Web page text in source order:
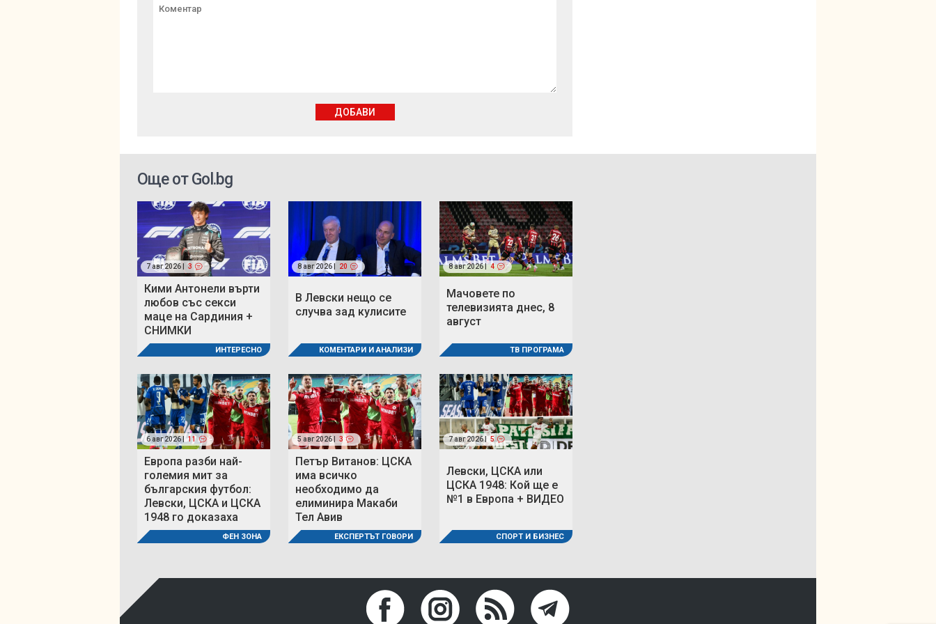
ДОБАВИ
Още от Gol.bg
7 авг 2026 | 3
Кими Антонели върти
любов със секси
маце на Сардиния +
СНИМКИ
ИНТЕРЕСНО
8 авг 2026 | 20
В Левски нещо се
случва зад кулисите
КОМЕНТАРИ И АНАЛИЗИ
8 авг 2026 | 4
Мачовете по
телевизията днес, 8
август
ТВ ПРОГРАМА
6 авг 2026 | 11
Европа разби най-
големия мит за
българския футбол:
Левски, ЦСКА и ЦСКА
1948 го доказаха
ФЕН ЗОНА
5 авг 2026 | 3
Петър Витанов: ЦСКА
има всичко
необходимо да
елиминира Макаби
Тел Авив
ЕКСПЕРТЪТ ГОВОРИ
7 авг 2026 | 5
Левски, ЦСКА или
ЦСКА 1948: Кой ще е
№1 в Европа + ВИДЕО
СПОРТ И БИЗНЕС